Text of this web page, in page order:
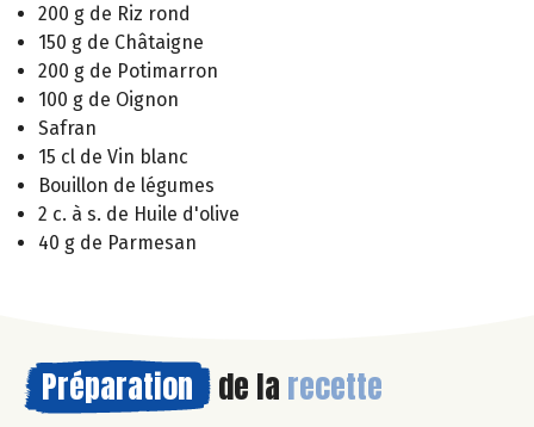
200 g de Riz rond
150 g de Châtaigne
200 g de Potimarron
100 g de Oignon
Safran
15 cl de Vin blanc
Bouillon de légumes
2 c. à s. de Huile d'olive
40 g de Parmesan
Préparation de la recette